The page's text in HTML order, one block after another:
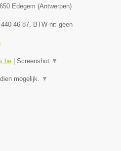
Edegem (Antwerpen)
46 87, BTW-nr: geen
Screenshot ▼
mogelijk. ▼